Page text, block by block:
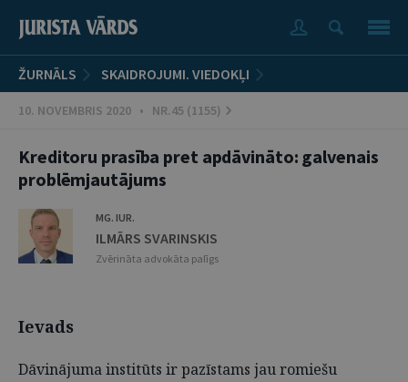
ŽURNĀLS SKAIDROJUMI. VIEDOKĻI
10. NOVEMBRIS 2020 • NR.45 (1155)
Kreditoru prasība pret apdāvināto: galvenais
problēmjautājums
MG. IUR.
ILMĀRS SVARINSKIS
Zvērināta advokāta palīgs
Ievads
Dāvinājuma institūts ir pazīstams jau romiešu